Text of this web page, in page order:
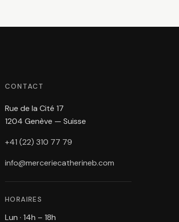
CONTACT
Rue de la Cité 17
1204 Genève — Suisse
+41 (22) 310 77 79
info@merceriecatherineb.com
HORAIRES
Lun · 14h – 18h